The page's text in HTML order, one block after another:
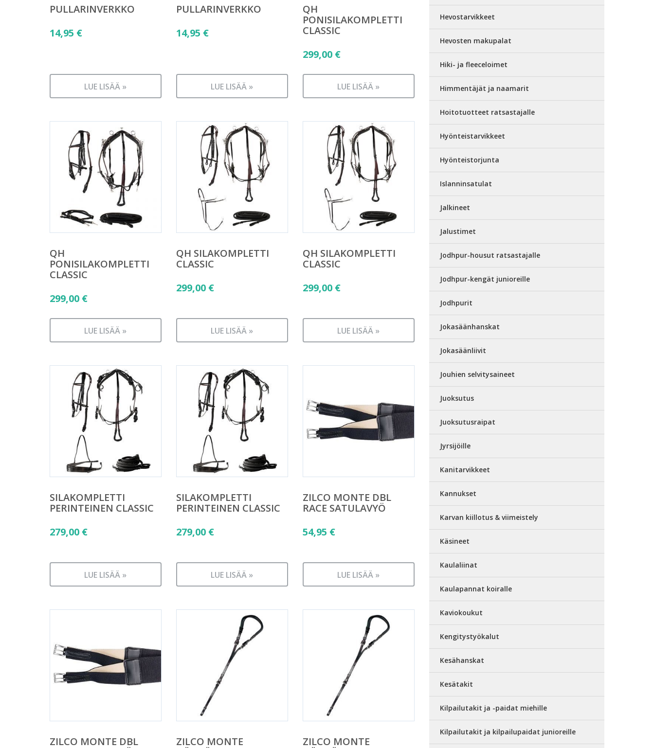
PULLARINVERKKO
14,95 €
LUE LISÄÄ »
PULLARINVERKKO
14,95 €
LUE LISÄÄ »
QH
PONISILAKOMPLETTI
CLASSIC
299,00 €
LUE LISÄÄ »
QH
PONISILAKOMPLETTI
CLASSIC
299,00 €
LUE LISÄÄ »
QH SILAKOMPLETTI
CLASSIC
299,00 €
LUE LISÄÄ »
QH SILAKOMPLETTI
CLASSIC
299,00 €
LUE LISÄÄ »
SILAKOMPLETTI
PERINTEINEN CLASSIC
279,00 €
LUE LISÄÄ »
SILAKOMPLETTI
PERINTEINEN CLASSIC
279,00 €
LUE LISÄÄ »
ZILCO MONTE DBL
RACE SATULAVYÖ
54,95 €
LUE LISÄÄ »
ZILCO MONTE DBL
ZILCO MONTE
ZILCO MONTE
Hevostarvikkeet
Hevosten makupalat
Hiki- ja fleeceloimet
Himmentäjät ja naamarit
Hoitotuotteet ratsastajalle
Hyönteistarvikkeet
Hyönteistorjunta
Islanninsatulat
Jalkineet
Jalustimet
Jodhpur-housut ratsastajalle
Jodhpur-kengät junioreille
Jodhpurit
Jokasäänhanskat
Jokasäänliivit
Jouhien selvitysaineet
Juoksutus
Juoksutusraipat
Jyrsijöille
Kanitarvikkeet
Kannukset
Karvan kiillotus & viimeistely
Käsineet
Kaulaliinat
Kaulapannat koiralle
Kaviokoukut
Kengitystyökalut
Kesähanskat
Kesätakit
Kilpailutakit ja -paidat miehille
Kilpailutakit ja kilpailupaidat junioreille